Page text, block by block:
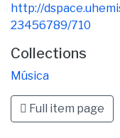
http://
23456789/710
Collections
Música
Full item page